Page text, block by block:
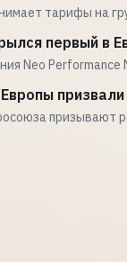
тарифы на
первый в
Neo Performance
призывают